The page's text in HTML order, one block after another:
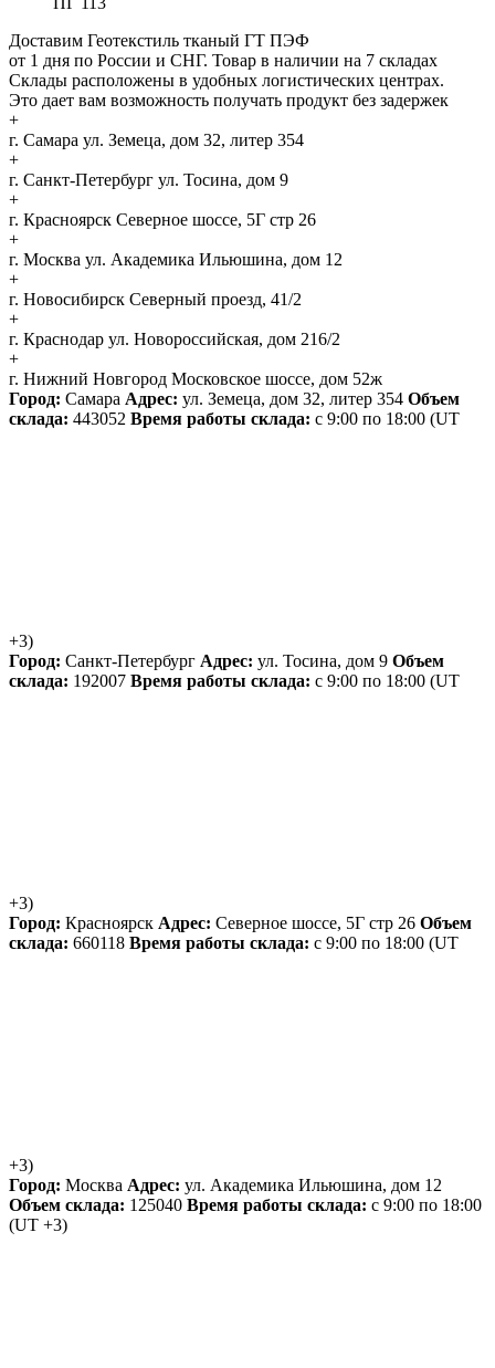
Доставим Геотекстиль тканый ГТ ПЭФ
от 1 дня по России и СНГ. Товар в наличии на 7 складах
Склады расположены в удобных логистических центрах.
Это дает вам возможность получать продукт без задержек
+
г. Самара ул. Земеца, дом 32, литер 354
+
г. Санкт-Петербург ул. Тосина, дом 9
+
г. Красноярск Северное шоссе, 5Г стр 26
+
г. Москва ул. Академика Ильюшина, дом 12
+
г. Новосибирск Северный проезд, 41/2
+
г. Краснодар ул. Новороссийская, дом 216/2
+
г. Нижний Новгород Московское шоссе, дом 52ж
Город: Самара Адрес: ул. Земеца, дом 32, литер 354 Объем
склада: 443052 Время работы склада: с 9:00 по 18:00 (UT
+3)
Город: Санкт-Петербург Адрес: ул. Тосина, дом 9 Объем
склада: 192007 Время работы склада: с 9:00 по 18:00 (UT
+3)
Город: Красноярск Адрес: Северное шоссе, 5Г стр 26 Объем
склада: 660118 Время работы склада: с 9:00 по 18:00 (UT
+3)
Город: Москва Адрес: ул. Академика Ильюшина, дом 12
Объем склада: 125040 Время работы склада: с 9:00 по 18:00
(UT +3)